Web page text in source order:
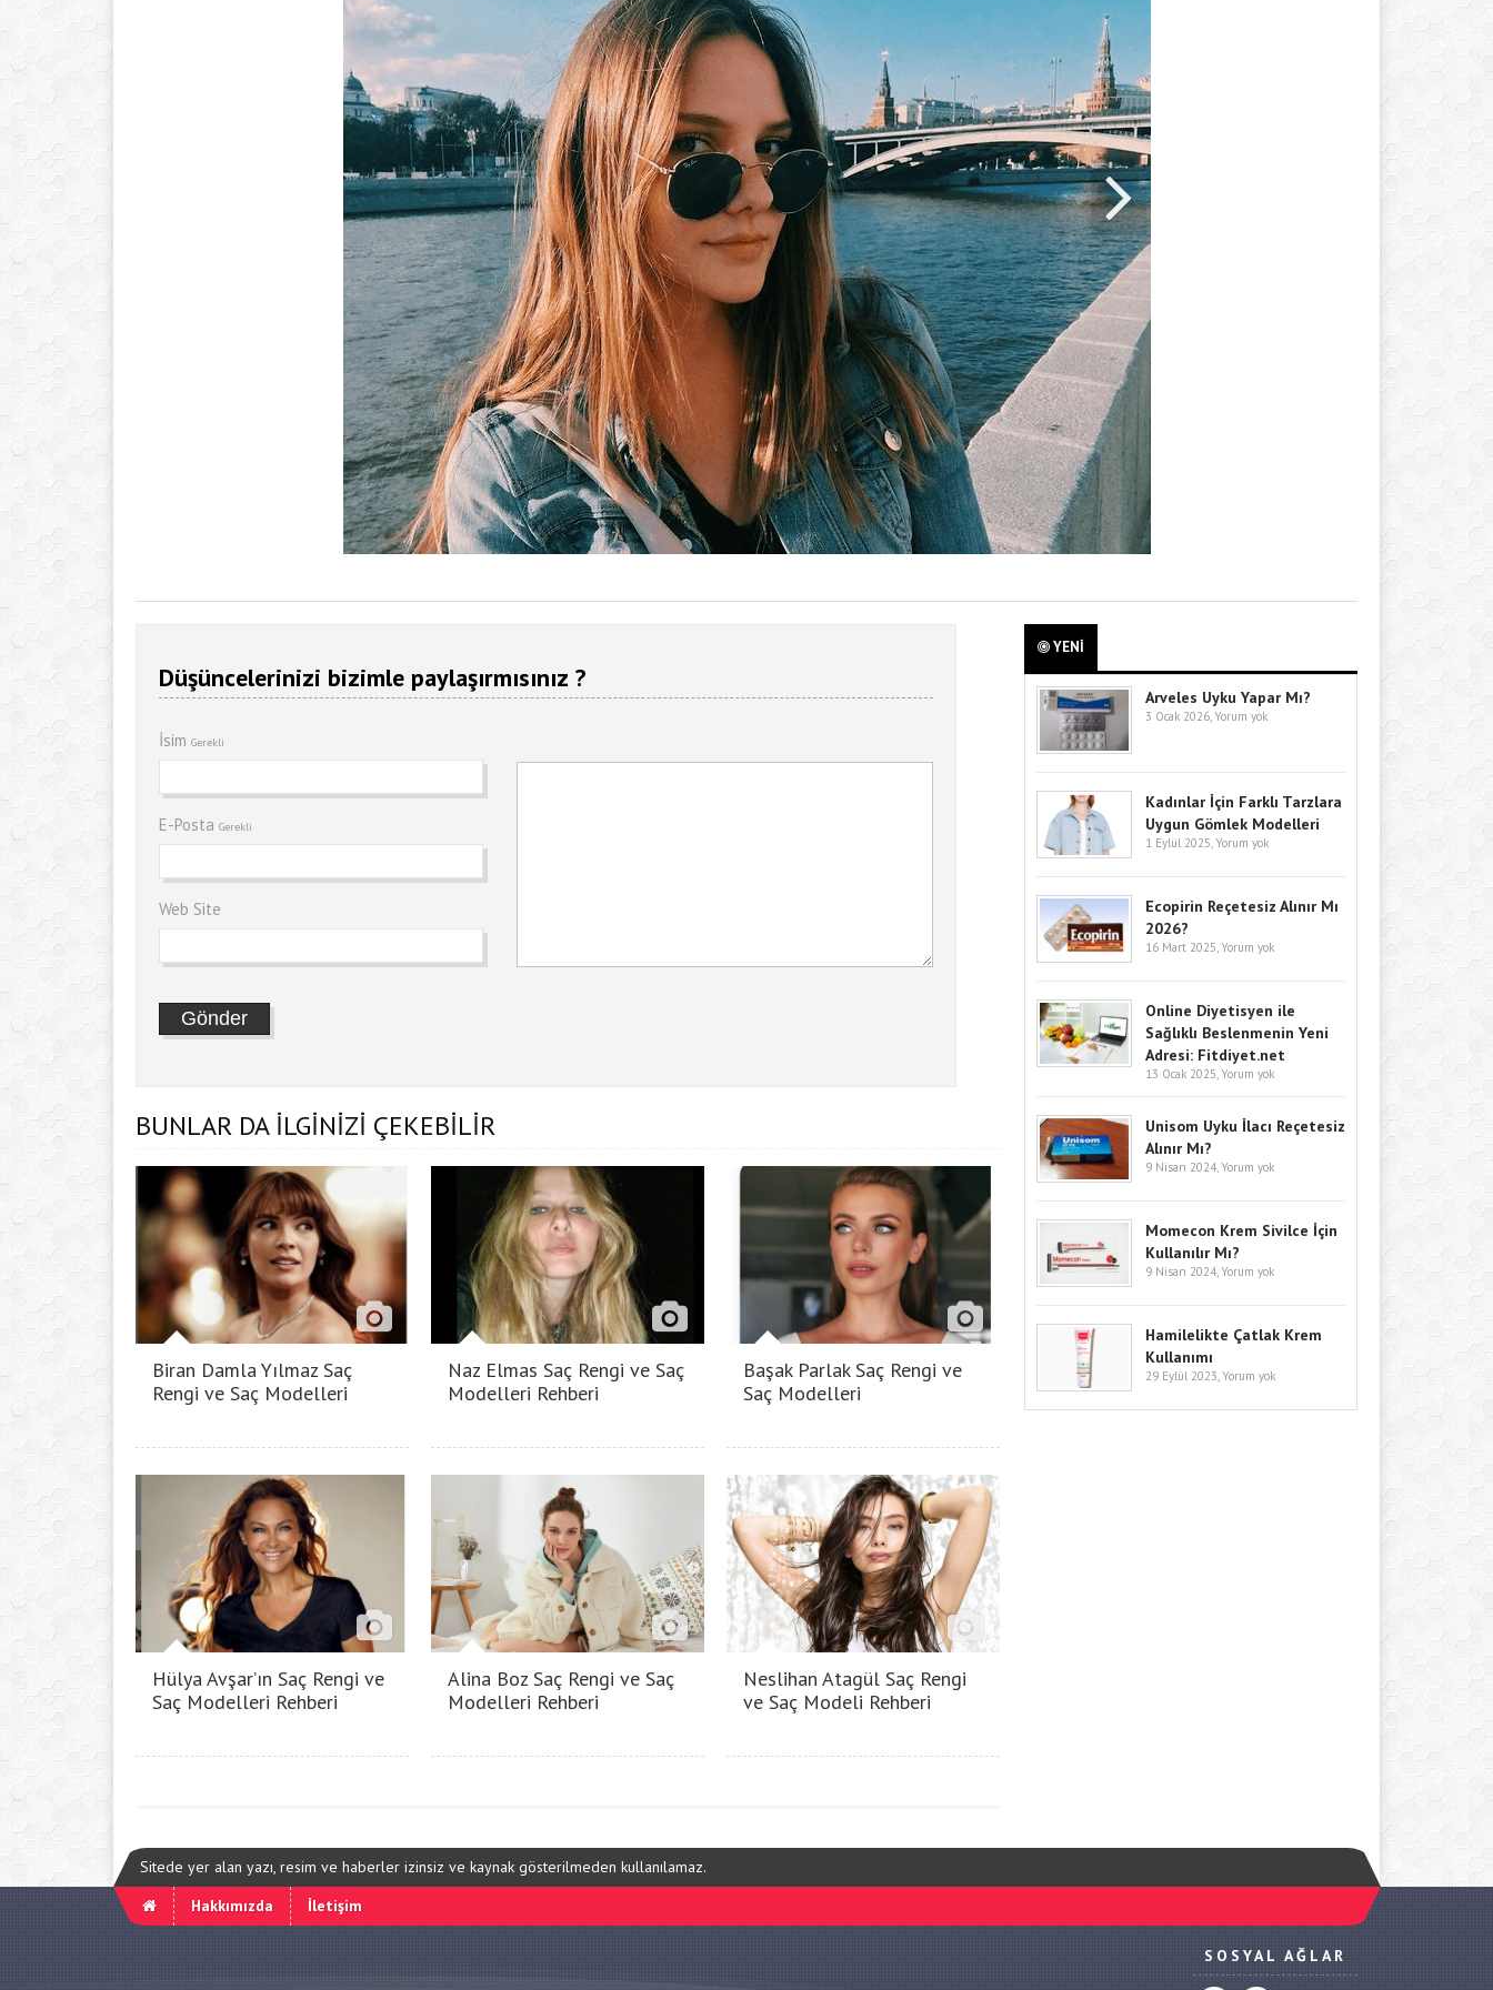
Düşüncelerinizi bizimle paylaşırmısınız ?
İsim Gerekli
E-Posta Gerekli
Web Site
BUNLAR DA İLGİNİZİ ÇEKEBİLİR
Biran Damla Yılmaz Saç
Rengi ve Saç Modelleri
Naz Elmas Saç Rengi ve Saç
Modelleri Rehberi
Başak Parlak Saç Rengi ve
Saç Modelleri
Hülya Avşar’ın Saç Rengi ve
Saç Modelleri Rehberi
Alina Boz Saç Rengi ve Saç
Modelleri Rehberi
Neslihan Atagül Saç Rengi
ve Saç Modeli Rehberi
YENİ
Arveles Uyku Yapar Mı?
3 Ocak 2026, Yorum yok
Kadınlar İçin Farklı Tarzlara
Uygun Gömlek Modelleri
1 Eylül 2025, Yorum yok
Ecopirin Reçetesiz Alınır Mı
2026?
16 Mart 2025, Yorum yok
Online Diyetisyen ile
Sağlıklı Beslenmenin Yeni
Adresi: Fitdiyet.net
13 Ocak 2025, Yorum yok
Unisom Uyku İlacı Reçetesiz
Alınır Mı?
9 Nisan 2024, Yorum yok
Momecon Krem Sivilce İçin
Kullanılır Mı?
9 Nisan 2024, Yorum yok
Hamilelikte Çatlak Krem
Kullanımı
29 Eylül 2023, Yorum yok
Sitede yer alan yazı, resim ve haberler izinsiz ve kaynak gösterilmeden kullanılamaz.
Hakkımızda
İletişim
SOSYAL AĞLAR